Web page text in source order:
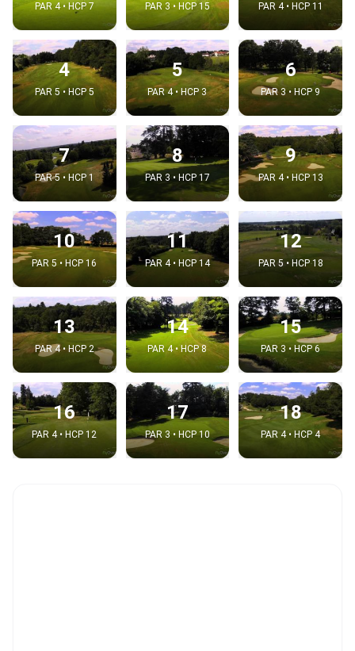
PAR 4 • HCP 7 PAR 3 • HCP 15 PAR 4 • HCP 11
4
PAR 5 • HCP 5
5
PAR 4 • HCP 3
6
PAR 3 • HCP 9
7
PAR 5 • HCP 1
8
PAR 3 • HCP 17
9
PAR 4 • HCP 13
10
PAR 5 • HCP 16
11
PAR 4 • HCP 14
12
PAR 5 • HCP 18
13
PAR 4 • HCP 2
14
PAR 4 • HCP 8
15
PAR 3 • HCP 6
16
PAR 4 • HCP 12
17
PAR 3 • HCP 10
18
PAR 4 • HCP 4